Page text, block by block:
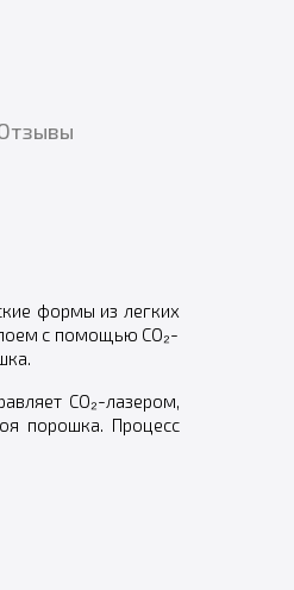
формы из легких
с помощью CO₂-
CO₂-лазером,
порошка. Процесс